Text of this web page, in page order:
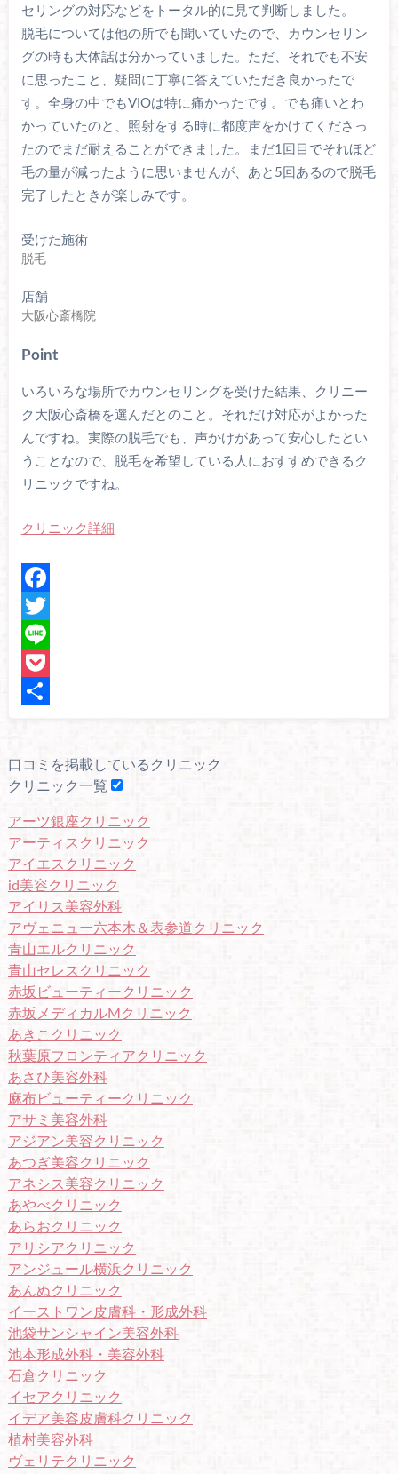
セリングの対応などをトータル的に見て判断しました。
脱毛については他の所でも聞いていたので、カウンセリン
グの時も大体話は分かっていました。ただ、それでも不安
に思ったこと、疑問に丁寧に答えていただき良かったで
す。全身の中でもVIOは特に痛かったです。でも痛いとわ
かっていたのと、照射をする時に都度声をかけてくださっ
たのでまだ耐えることができました。まだ1回目でそれほど
毛の量が減ったように思いませんが、あと5回あるので脱毛
完了したときが楽しみです。
受けた施術
脱毛
店舗
大阪心斎橋院
Point
いろいろな場所でカウンセリングを受けた結果、クリニー
ク大阪心斎橋を選んだとのこと。それだけ対応がよかった
んですね。実際の脱毛でも、声かけがあって安心したとい
うことなので、脱毛を希望している人におすすめできるク
リニックですね。
クリニック詳細
口コミを掲載しているクリニック
クリニック一覧
アーツ銀座クリニック
アーティスクリニック
アイエスクリニック
id美容クリニック
アイリス美容外科
アヴェニュー六本木＆表参道クリニック
青山エルクリニック
青山セレスクリニック
赤坂ビューティークリニック
赤坂メディカルMクリニック
あきこクリニック
秋葉原フロンティアクリニック
あさひ美容外科
麻布ビューティークリニック
アサミ美容外科
アジアン美容クリニック
あつぎ美容クリニック
アネシス美容クリニック
あやべクリニック
あらおクリニック
アリシアクリニック
アンジュール横浜クリニック
あんぬクリニック
イーストワン皮膚科・形成外科
池袋サンシャイン美容外科
池本形成外科・美容外科
石倉クリニック
イセアクリニック
イデア美容皮膚科クリニック
植村美容外科
ヴェリテクリニック